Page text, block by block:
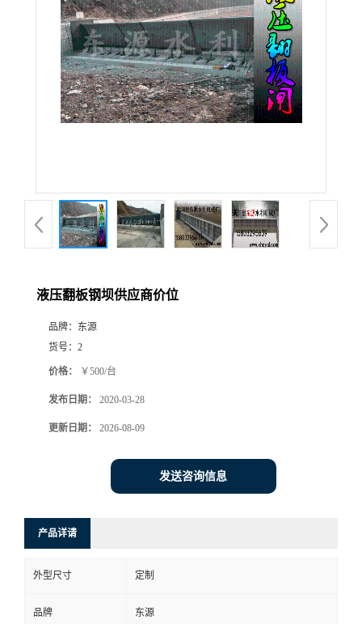
液压翻板钢坝供应商价位
品牌： 东源
货号： 2
价格： ￥500/台
发布日期： 2020-03-28
更新日期： 2026-08-09
发送咨询信息
产品详请
外型尺寸 定制
品牌 东源